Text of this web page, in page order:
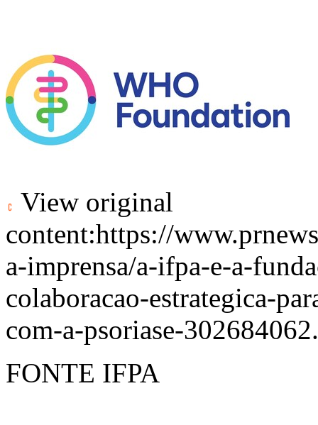
View original
content:https://
a-imprensa/a-ifpa-e-a-
colaboracao-estrategica-
com-a-psoriase-
FONTE IFPA